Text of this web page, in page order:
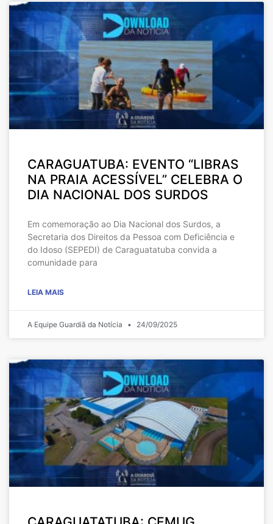
CARAGUATUBA: EVENTO “LIBRAS
NA PRAIA ACESSÍVEL” CELEBRA O
DIA NACIONAL DOS SURDOS
Em comemoração ao Dia Nacional dos Surdos, a
Secretaria dos Direitos da Pessoa com Deficiência e
do Idoso (SEPEDI) de Caraguatatuba convida a
comunidade para
LEIA MAIS
A Equipe Guardiã da Notícia 24/09/2025